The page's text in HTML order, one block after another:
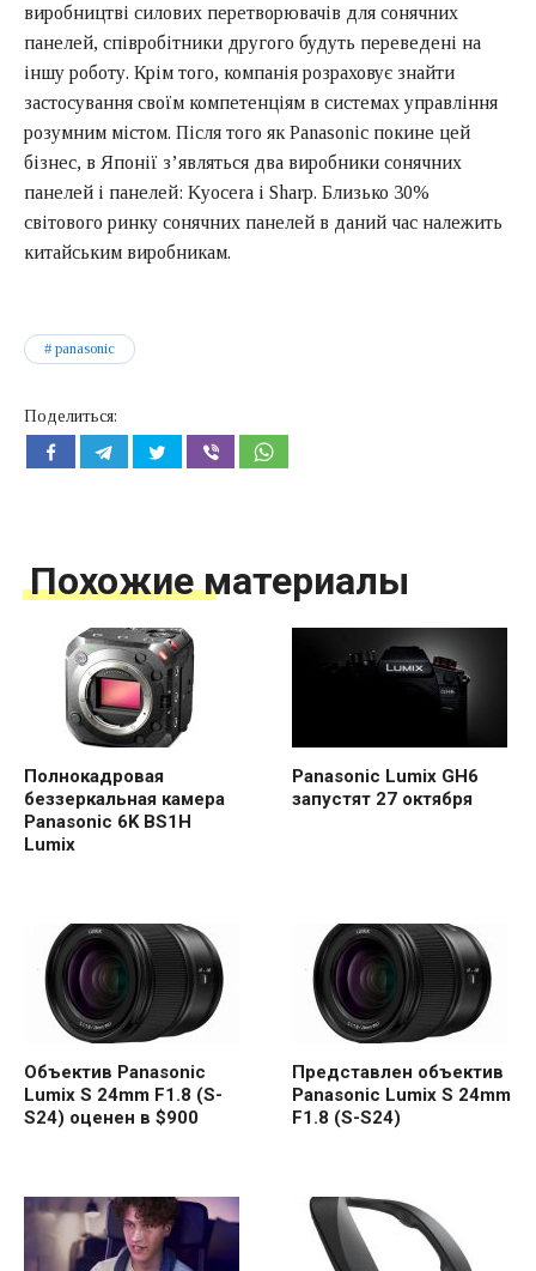
виробництві силових перетворювачів для сонячних
панелей, співробітники другого будуть переведені на
іншу роботу. Крім того, компанія розраховує знайти
застосування своїм компетенціям в системах управління
розумним містом. Після того як Panasonic покине цей
бізнес, в Японії з’являться два виробники сонячних
панелей і панелей: Kyocera і Sharp. Близько 30%
світового ринку сонячних панелей в даний час належить
китайським виробникам.
panasonic
Поделиться:
Похожие материалы
Полнокадровая
беззеркальная камера
Panasonic 6K BS1H
Lumix
Panasonic Lumix GH6
запустят 27 октября
Объектив Panasonic
Lumix S 24mm F1.8 (S-
S24) оценен в $900
Представлен объектив
Panasonic Lumix S 24mm
F1.8 (S-S24)